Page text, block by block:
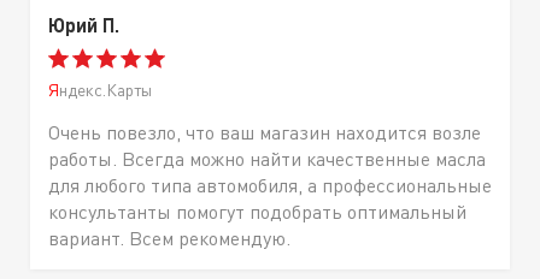
Юрий П.
Яндекс.Карты
Очень повезло, что ваш магазин находится возле
работы. Всегда можно найти качественные масла
для любого типа автомобиля, а профессиональные
консультанты помогут подобрать оптимальный
вариант. Всем рекомендую.